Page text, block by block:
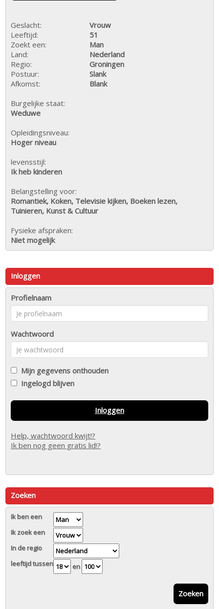
Geslacht:
Vrouw
Leeftijd:
51
Zoekt een:
Man
Land:
Nederland
Regio:
Groningen
Postuur:
Slank
Afkomst:
Blank
Burgelijke staat:
Weduwe
Opleidingsniveau:
Hoger niveau
levensstijl:
Ik heb kinderen
Belangstelling voor:
Romantiek, Koken, Televisie kijken, Boeken lezen,
Tuinieren, Kunst & Cultuur
Fysieke afspraken:
Niet mogelijk
Inloggen
Profielnaam
Wachtwoord
Mijn gegevens onthouden
Ingelogd blijven
Inloggen
Help, wachtwoord kwijt!?
Ik ben nog geen gratis lid!?
Zoeken
Ik ben een
Ik zoek een
In de regio
leeftijd tussen
en
Zoeken